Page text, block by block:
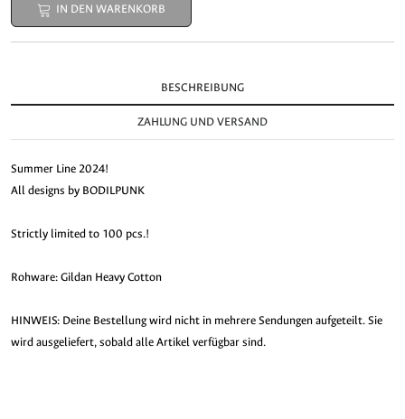
IN DEN WARENKORB
BESCHREIBUNG
ZAHLUNG UND VERSAND
Summer Line 2024!
All designs by BODILPUNK
Strictly limited to 100 pcs.!
Rohware: Gildan Heavy Cotton
HINWEIS: Deine Bestellung wird nicht in mehrere Sendungen aufgeteilt. Sie
wird ausgeliefert, sobald alle Artikel verfügbar sind.